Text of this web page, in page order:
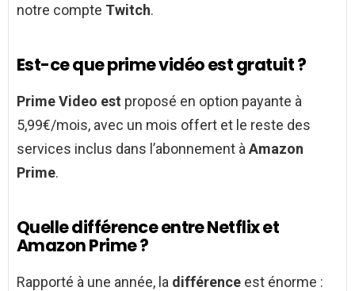
notre compte Twitch.
Est-ce que prime vidéo est gratuit ?
Prime Video est proposé en option payante à
5,99€/mois, avec un mois offert et le reste des
services inclus dans l’abonnement à Amazon
Prime.
Quelle différence entre Netflix et
Amazon Prime ?
Rapporté à une année, la différence est énorme :